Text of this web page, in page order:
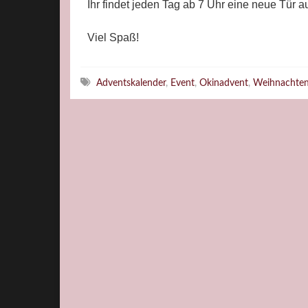
Ihr findet jeden Tag ab 7 Uhr eine neue Tür
Viel Spaß!
Schlagwörter
Adventskalender, Event, Okinadvent, Weihnachten